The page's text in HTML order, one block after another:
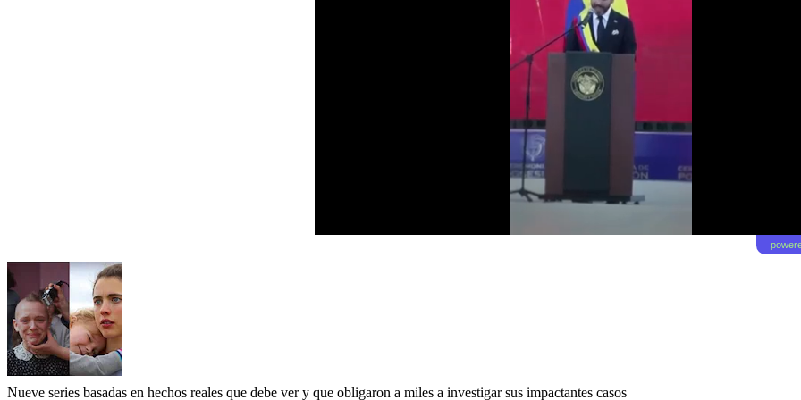
Nueve series basadas en hechos reales que debe ver y que obligaron a miles a investigar sus impactantes casos